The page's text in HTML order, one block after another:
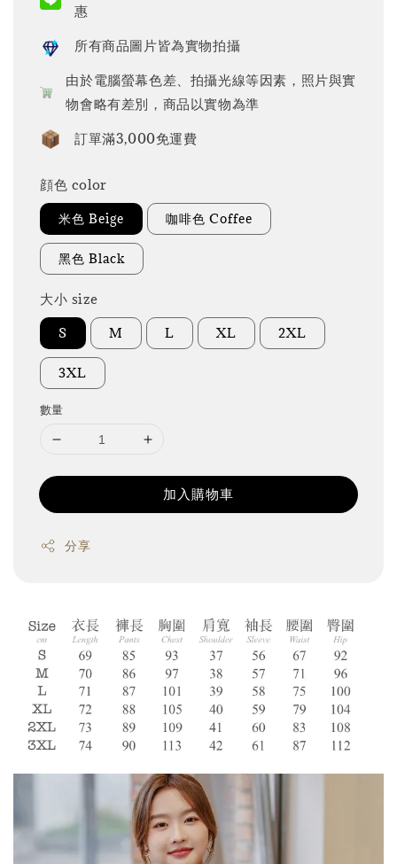
惠
所有商品圖片皆為實物拍攝
由於電腦螢幕色差、拍攝光線等因素，照片與實
物會略有差別，商品以實物為準
訂單滿3,000免運費
顔色 color
米色 Beige 咖啡色 Coffee
黑色 Black
大小 size
S M L XL 2XL
3XL
數量
加入購物車
分享